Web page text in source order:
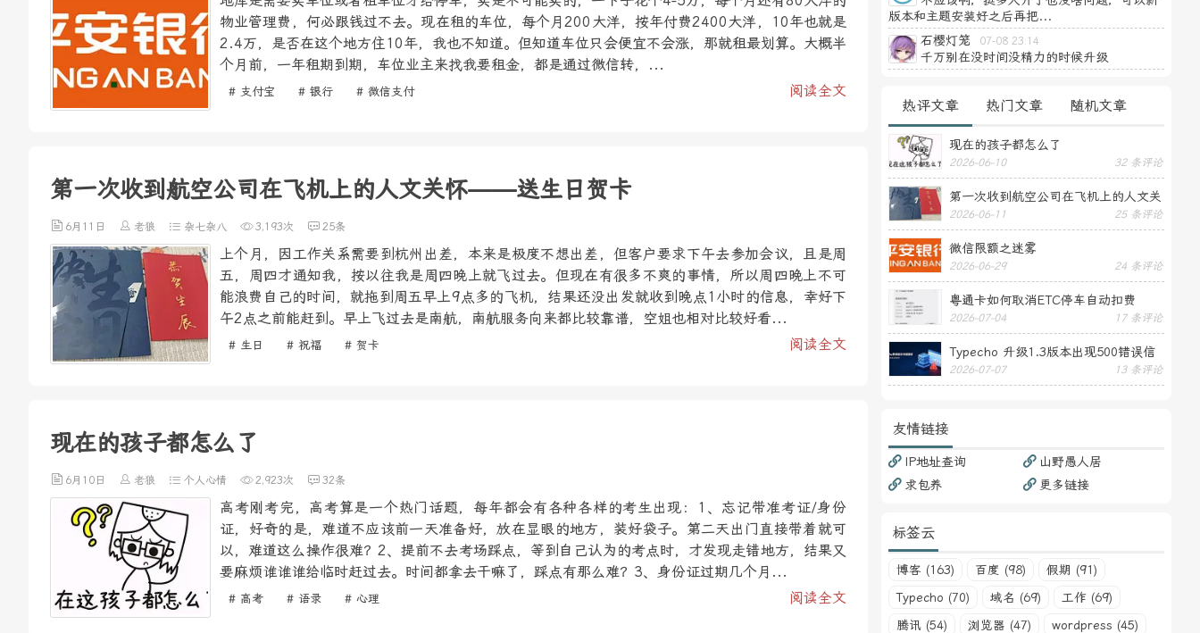
物业管理费，何必跟钱过不去。现在租的车位，每个月200大洋，按年付费2400大洋，10年也就是
2.4万，是否在这个地方住10年，我也不知道。但知道车位只会便宜不会涨，那就租最划算。大概半
个月前，一年租期到期，车位业主来找我要租金，都是通过微信转，...
阅读全文
# 支付宝 # 银行 # 微信支付
第一次收到航空公司在飞机上的人文关怀——送生日贺卡
6月11日 老狼 杂七杂八 3,193次 25条
上个月，因工作关系需要到杭州出差，本来是极度不想出差，但客户要求下午去参加会议，且是周
五，周四才通知我，按以往我是周四晚上就飞过去。但现在有很多不爽的事情，所以周四晚上不可
能浪费自己的时间，就拖到周五早上9点多的飞机，结果还没出发就收到晚点1小时的信息，幸好下
午2点之前能赶到。早上飞过去是南航，南航服务向来都比较靠谱，空姐也相对比较好看...
阅读全文
# 生日 # 祝福 # 贺卡
现在的孩子都怎么了
6月10日 老狼 个人心情 2,923次 32条
高考刚考完，高考算是一个热门话题，每年都会有各种各样的考生出现：1、忘记带准考证/身份
证，好奇的是，难道不应该前一天准备好，放在显眼的地方，装好袋子。第二天出门直接带着就可
以，难道这么操作很难？2、提前不去考场踩点，等到自己认为的考点时，才发现走错地方，结果又
要麻烦谁谁谁给临时赶过去。时间都拿去干嘛了，踩点有那么难？3、身份证过期几个月...
阅读全文
# 高考 # 语录 # 心理
版本和主题安装好之后再把...
石樱灯笼
07-08 23:14
千万别在没时间没精力的时候升级
热评文章 热门文章 随机文章
现在的孩子都怎么了
2026-06-10 32 条评论
第一次收到航空公司在飞机上的人文关
怀——送生日贺卡
2026-06-11 25 条评论
微信限额之迷雾
2026-06-29 24 条评论
粤通卡如何取消ETC停车自动扣费
2026-07-04 17 条评论
Typecho 升级1.3版本出现500错误信
息
2026-07-07 13 条评论
友情链接
IP地址查询
山野愚人居
求包养
更多链接
标签云
博客 (163) 百度 (98)
假期 (91)
Typecho (70)
域名 (69)
工作 (69)
腾讯 (54)
浏览器 (47)
wordpress (45)